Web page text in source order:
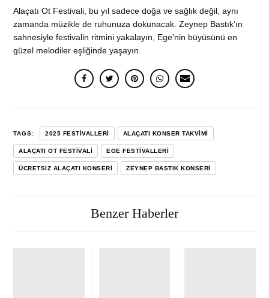
Alaçatı Ot Festivali, bu yıl sadece doğa ve sağlık değil, aynı
zamanda müzikle de ruhunuza dokunacak. Zeynep Bastık’ın
sahnesiyle festivalin ritmini yakalayın, Ege’nin büyüsünü en
güzel melodiler eşliğinde yaşayın.
TAGS: 2025 FESTIVALLERI ALAÇATI KONSER TAKVIMI
ALAÇATI OT FESTIVALI EGE FESTIVALLERI
ÜCRETSIZ ALAÇATI KONSERI ZEYNEP BASTIK KONSERI
Benzer Haberler